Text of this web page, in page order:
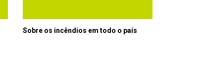
Sobre os incêndios em todo o país